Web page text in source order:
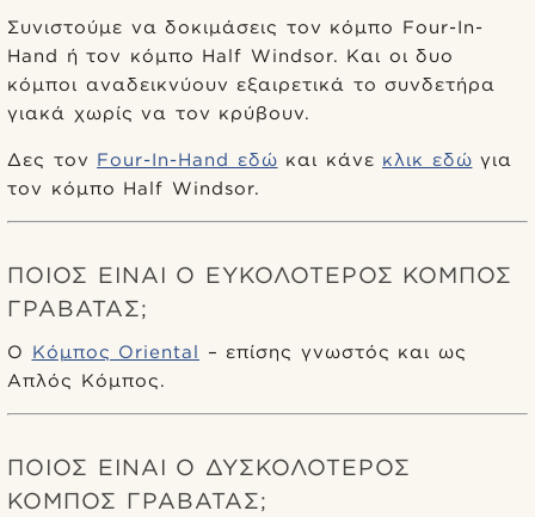
Συνιστούμε να δοκιμάσεις τον κόμπο Four-In-
Hand ή τον κόμπο Half Windsor. Και οι δυο
κόμποι αναδεικνύουν εξαιρετικά το συνδετήρα
γιακά χωρίς να τον κρύβουν.
Δες τον Four-In-Hand εδώ και κάνε κλικ εδώ για
τον κόμπο Half Windsor.
ΠΟΙΟΣ ΕΊΝΑΙ Ο ΕΥΚΟΛΌΤΕΡΟΣ ΚΌΜΠΟΣ
ΓΡΑΒΆΤΑΣ;
Ο Κόμπος Oriental – επίσης γνωστός και ως
Απλός Κόμπος.
ΠΟΙΟΣ ΕΊΝΑΙ Ο ΔΥΣΚΟΛΌΤΕΡΟΣ
ΚΌΜΠΟΣ ΓΡΑΒΆΤΑΣ;